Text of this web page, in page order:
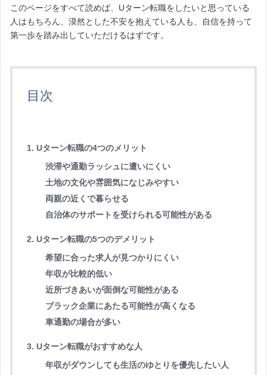
このページをすべて読めば、Uターン転職をしたいと思っている
人はもちろん、漠然とした不安を抱えている人も、自信を持って
第一歩を踏み出していただけるはずです。
目次
1. Uターン転職の4つのメリット
渋滞や通勤ラッシュに遭いにくい
土地の文化や雰囲気になじみやすい
両親の近くで暮らせる
自治体のサポートを受けられる可能性がある
2. Uターン転職の5つのデメリット
希望に合った求人が見つかりにくい
年収が比較的低い
近所づきあいが面倒な可能性がある
ブラック企業にあたる可能性が高くなる
車通勤の場合が多い
3. Uターン転職がおすすめな人
年収がダウンしても生活のゆとりを優先したい人